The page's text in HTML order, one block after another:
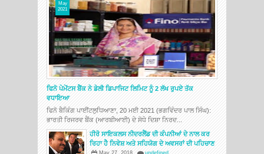
ਫਿਨੋ ਪੇਮੇਂਟਸ ਬੈਂਕ ਨੇ ਡੇਲੀ ਡਿਪਾਜਿਟ ਲਿਮਿਟ ਨੂੰ 2 ਲੱਖ ਰੁਪਏ ਤੱਕ
ਵਧਾਇਆ
May
2021
ਫਿਨੋ ਬੈਕਿੰਗ ਪਾਈਂਟਲੁਧਿਆਣਾ, 20 ਮਈ 2021 (ਭਗਵਿੰਦਰ ਪਾਲ ਸਿੰਘ):
ਭਾਰਤੀ ਰਿਜਰਵ ਬੈਂਕ (ਆਰਬੀਆਈ) ਦੇ ਸੋਧੇ ਦਿਸ਼ਾ ਨਿਰਦ...
ਹੀਰੋ ਸਾਇਕਲਸ ਨੀਦਰਲੈਂਡ ਦੀ ਕੰਪਨੀਆਂ ਦੇ ਨਾਲ ਕਰ
ਰਿਹਾ ਹੈ ਨਿਵੇਸ਼ ਅਤੇ ਸਹਿਯੋਗ ਦੇ ਅਵਸਰਾਂ ਦੀ ਪਹਿਚਾਣ